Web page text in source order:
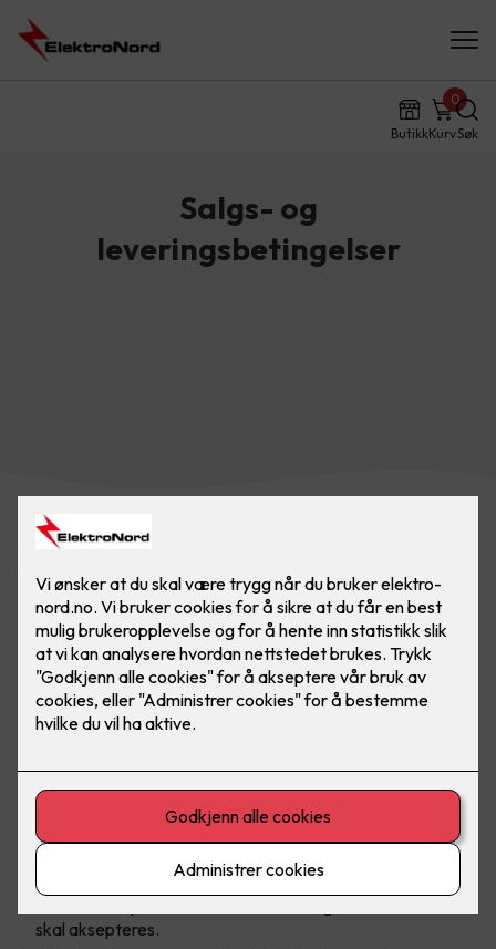
ButikkKurv
0
Søk
Salgs- og
leveringsbetingelser
Tilbudet gjelder for prisforespørsel fra kunden. Det tas
forbehold om at grunnlaget som er sendt fra kunden gir
fullstendige opplysninger for beregning av tilbudet. Salgs- og
leveringsbetingelsene gjelder også ved kjøp i nettbutikken.
Tilbudet gjelder i 14 dager fra dags dato. Etter dette
tidspunktet er tilbudet ikke lenger bindende for
elektroentreprenøren.
Tilbudet utgjør en uforpliktende prisantydning dersom
Krav om skriftlighet er oppfylt ved sending av e-post.
Aksept av tilbudet medfører at samtlige vilkår i tilbudet
blir akseptert av kunden.
Eventuelle forbehold fra kunden, må fremsettes skriftlig
sammen med øvrig aksept av tilbudet.
skal aksepteres.